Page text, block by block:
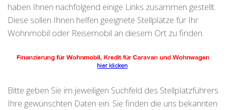
haben Ihnen nachfolgend einige Links zusammen gestellt.
Diese sollen Ihnen helfen geeignete Stellplätze für Ihr
Wohnmobil oder Reisemobil an diesem Ort zu finden.
Bitte geben Sie im jeweiligen Suchfeld des Stellplatzführers
Ihre gewünschten Daten ein. Sie finden die uns bekannten